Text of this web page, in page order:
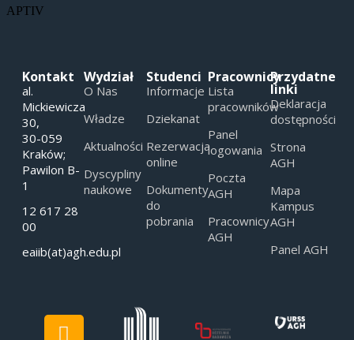
APTIV
Kontakt
al.
Mickiewicza
30,
30-059
Kraków;
Pawilon B-
1
12 617 28
00
eaiib(at)agh.edu.pl
Wydział
O Nas
Władze
Aktualności
Dyscypliny
naukowe
Studenci
Informacje
Dziekanat
Rezerwacja
online
Dokumenty
do
pobrania
Pracownicy
Lista
pracowników
Panel
logowania
Poczta
AGH
Pracownicy
AGH
Przydatne
linki
Deklaracja
dostępności
Strona
AGH
Mapa
Kampus
AGH
Panel AGH